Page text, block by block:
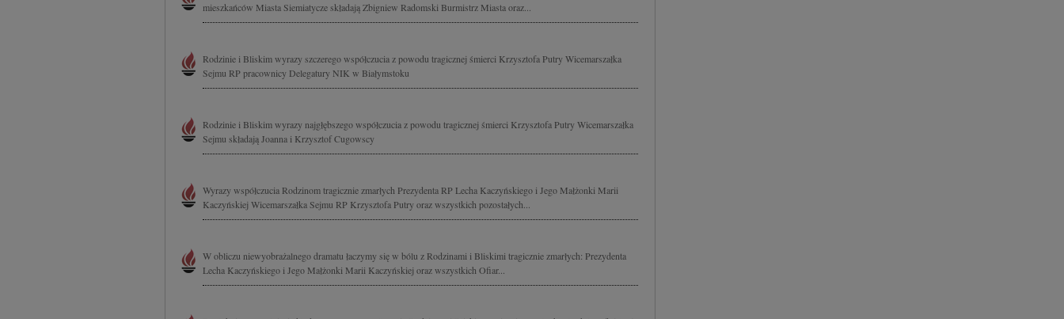
mieszkańców Miasta Siemiatycze składają Zbigniew Radomski Burmistrz Miasta oraz...
Rodzinie i Bliskim wyrazy szczerego współczucia z powodu tragicznej śmierci Krzysztofa Putry Wicemarszałka
Sejmu RP pracownicy Delegatury NIK w Białymstoku
Rodzinie i Bliskim wyrazy najgłębszego współczucia z powodu tragicznej śmierci Krzysztofa Putry Wicemarszałka
Sejmu składają Joanna i Krzysztof Cugowscy
Wyrazy współczucia Rodzinom tragicznie zmarłych Prezydenta RP Lecha Kaczyńskiego i Jego Małżonki Marii
Kaczyńskiej Wicemarszałka Sejmu RP Krzysztofa Putry oraz wszystkich pozostałych...
W obliczu niewyobrażalnego dramatu łaczymy się w bólu z Rodzinami i Bliskimi tragicznie zmarłych: Prezydenta
Lecha Kaczyńskiego i Jego Małżonki Marii Kaczyńskiej oraz wszystkich Ofiar...